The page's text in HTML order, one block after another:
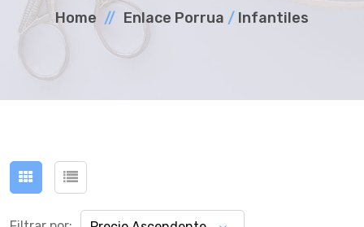
Home Enlace Porrua / Infantiles